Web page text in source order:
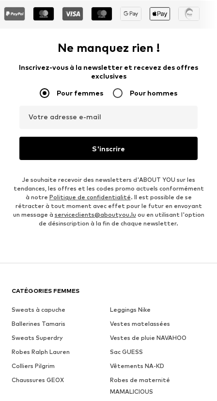
Ne manquez rien !
Inscrivez-vous à la newsletter et recevez des offres
exclusives
Pour femmes Pour hommes
Votre adresse e-mail
S'inscrire
Je souhaite recevoir des newsletters d'ABOUT YOU sur les
tendances, les offres et les codes promo actuels conformément
à notre Politique de confidentialité. Il est possible de se
rétracter à tout moment avec effet pour le futur en envoyant
un message à serviceclients@aboutyou.lu ou en utilisant l'option
de désinscription à la fin de chaque newsletter.
CATÉGORIES FEMMES
Sweats à capuche
Leggings Nike
Ballerines Tamaris
Vestes matelassées
Sweats Superdry
Vestes de pluie NAVAHOO
Robes Ralph Lauren
Sac GUESS
Colliers Pilgrim
Vêtements NA-KD
Chaussures GEOX
Robes de maternité
MAMALICIOUS